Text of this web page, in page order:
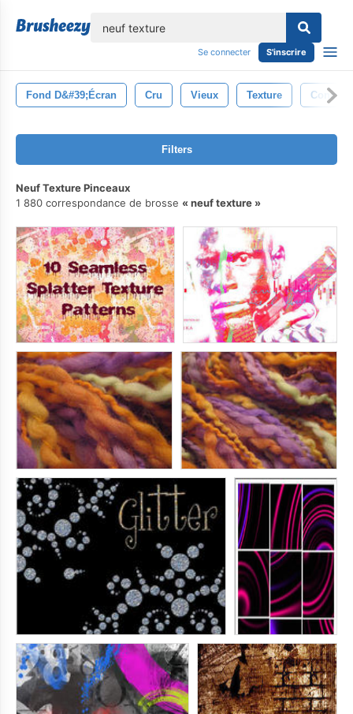
Se connecter S'inscrire
Fond D&#39;écran Cru Vieux Texture
Filters
Neuf Texture Pinceaux
1 880 correspondance de brosse
neuf texture